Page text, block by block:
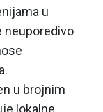
u
neuporedivo
u brojnim
lokalne